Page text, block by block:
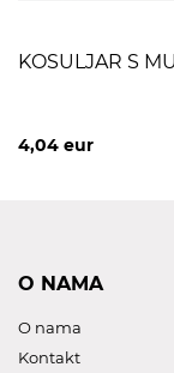
KOSULJAR S
4,04 eur
O NAMA
O nama
Kontakt